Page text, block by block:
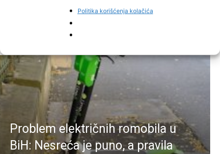
Politika korišćenja kolačića
Najnovije vijesti
Problem električnih romobila u
BiH: Nesreća je puno, a pravila